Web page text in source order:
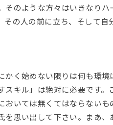
そのような方々はいきなり
その人の前に立ち、そして
かく始めない限りは何も環
スキル」は絶対に必要です
おいては無くてはならない
を思い出して下さい。まあ